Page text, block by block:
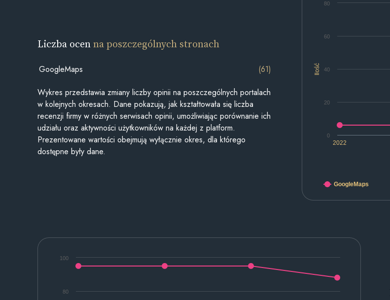
Ilość
2022
0
20
40
60
80
GoogleMaps
Liczba ocenna poszczególnych stronach
GoogleMaps (61)
Wykres przedstawia zmiany liczby opinii na poszczególnych portalach
w kolejnych okresach. Dane pokazują, jak kształtowała się liczba
recenzji firmy w różnych serwisach opinii, umożliwiając porównanie ich
udziału oraz aktywności użytkowników na każdej z platform.
Prezentowane wartości obejmują wyłącznie okres, dla którego
dostępne były dane.
80
100